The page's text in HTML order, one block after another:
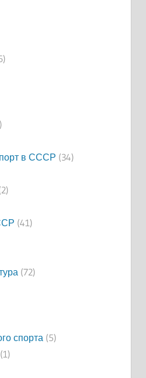
в СССР (34)
(41)
(72)
спорта(5)